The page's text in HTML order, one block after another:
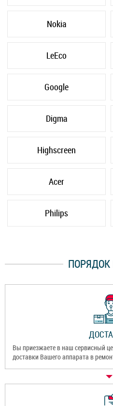
Nokia
LeEco
Google
Digma
Highscreen
Acer
Philips
ПОРЯДОК
Вы приезжаете в наш сервисный
доставки Вашего аппарата в